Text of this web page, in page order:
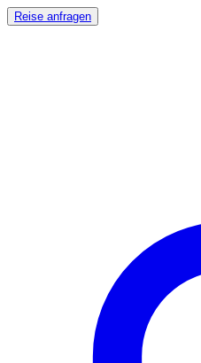
Reise anfragen